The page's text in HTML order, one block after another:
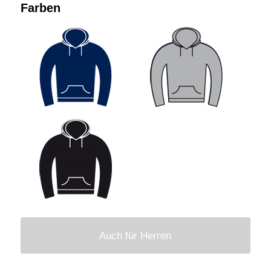
Farben
Auch für Herren